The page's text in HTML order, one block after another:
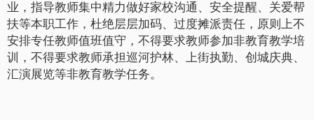
业，指导教师集中精力做好家校沟通、安全提醒、关爱帮
扶等本职工作，杜绝层层加码、过度摊派责任，原则上不
安排专任教师值班值守，不得要求教师参加非教育教学培
训，不得要求教师承担巡河护林、上街执勤、创城庆典、
汇演展览等非教育教学任务。